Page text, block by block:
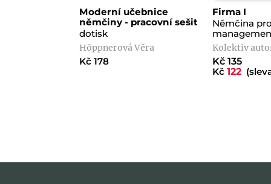
Moderní učebnice
němčiny - pracovní sešit
dotisk
Höppnerová Věra
Kč 178
Firma I
Němčina
Kolektiv
Kč 135
Kč122